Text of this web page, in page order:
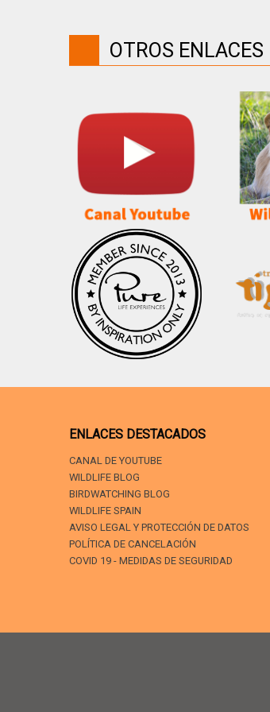
OTROS ENLACES
ENLACES DESTACADOS
CANAL DE YOUTUBE
WILDLIFE BLOG
BIRDWATCHING BLOG
WILDLIFE SPAIN
AVISO LEGAL Y PROTECCIÓN DE DATOS
POLÍTICA DE CANCELACIÓN
COVID 19 - MEDIDAS DE SEGURIDAD